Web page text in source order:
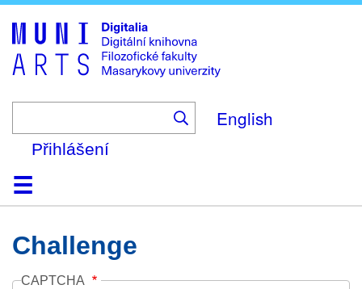
to
main
content
English
Přihlášení
DomůKolekce
Prohlížení
Vyhledávání
O platformě
Nápověda
KontaktDigitalia
Challenge
CAPTCHA